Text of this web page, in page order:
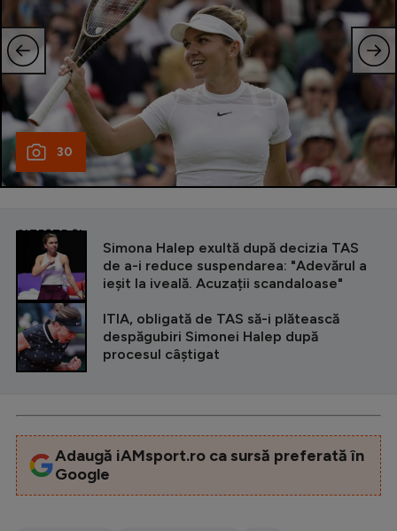
30
CITEȘTE ȘI
Simona Halep exultă după decizia TAS
de a-i reduce suspendarea: "Adevărul a
ieșit la iveală. Acuzații scandaloase"
ITIA, obligată de TAS să-i plătească
despăgubiri Simonei Halep după
procesul câștigat
Adaugă iAMsport.ro ca sursă preferată în
Google